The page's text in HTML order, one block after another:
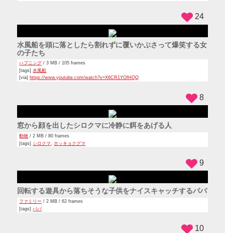
水風船を頭に落としたら割れずに覆いかぶさって爆笑する女
の子たち
ハプニング / 3 MB / 105 frames
[tags]水風船
[via] https://www.youtube.com/watch?v=X6CR1YOfHQQ
24
窓から顔を出したシロクマに冷静に餌をあげる人
動物 / 2 MB / 80 frames
[tags] シロクマ ホッキョクグマ
8
回転する遊具から落ちそうな子供をナイスキャッチするパパ
ファミリー / 2 MB / 62 frames
[tags] パパ
9
10